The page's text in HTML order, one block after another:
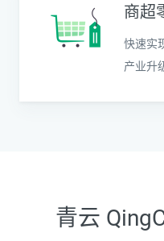
商超
快速实
产业升
青云